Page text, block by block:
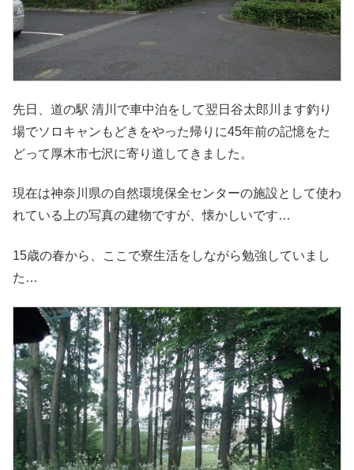
先日、道の駅 清川で車中泊をして翌日谷太郎川ます釣り
場でソロキャンもどきをやった帰りに45年前の記憶をた
どって厚木市七沢に寄り道してきました。
現在は神奈川県の自然環境保全センターの施設として使わ
れている上の写真の建物ですが、懐かしいです…
15歳の春から、ここで寮生活をしながら勉強していまし
た…